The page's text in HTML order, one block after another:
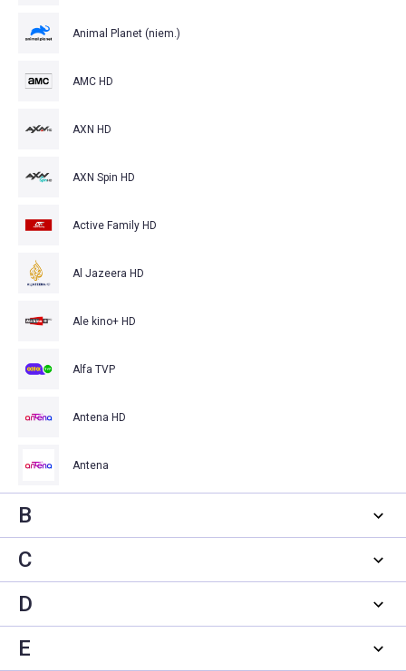
Animal Planet (niem.)
AMC HD
AXN HD
AXN Spin HD
Active Family HD
Al Jazeera HD
Ale kino+ HD
Alfa TVP
Antena HD
Antena
B
C
D
E